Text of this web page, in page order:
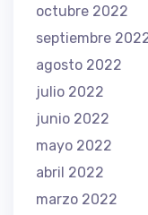
octubre 2022
septiembre
agosto 2022
julio 2022
junio 2022
mayo 2022
abril 2022
marzo 2022